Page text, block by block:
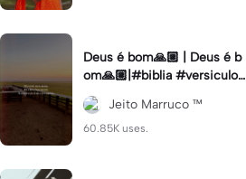
Deus é bom🙏🏼 | Deus é b
om🙏🏼|#biblia #versiculo
#cristao #agro #tipografia
#fy #fypJeito Marruco ™️
60.85K uses.